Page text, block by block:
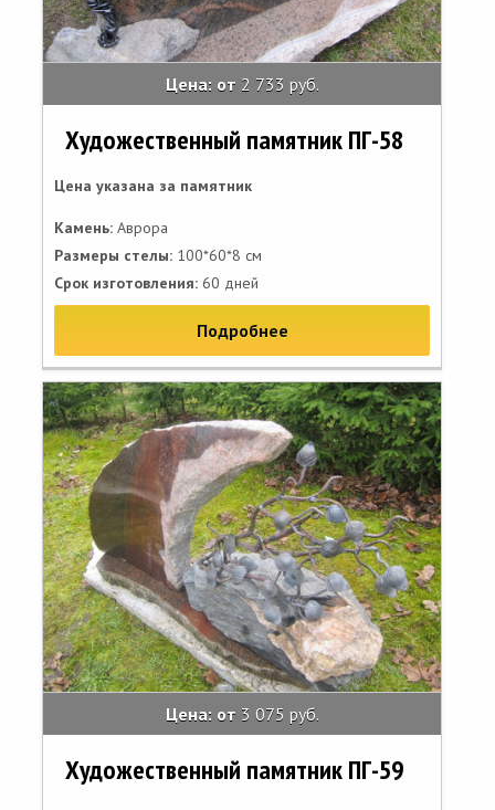
Цена: от 2 733 руб.
Художественный памятник ПГ-58
Цена указана за памятник
Камень: Аврора
Размеры стелы: 100*60*8 см
Срок изготовления: 60 дней
Подробнее
Цена: от 3 075 руб.
Художественный памятник ПГ-59